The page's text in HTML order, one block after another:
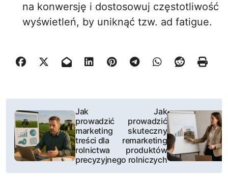
na konwersję i dostosowuj częstotliwość
wyświetleń, by uniknąć tzw. ad fatigue.
N
w
i
Jak
prowadzić
marketing
treści dla
rolnictwa
precyzyjnego
Jak
prowadzić
skuteczny
remarketing
produktów
rolniczych